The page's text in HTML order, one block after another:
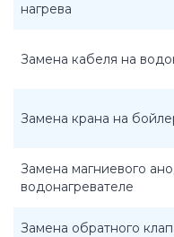
нагрева
Замена кабеля на
Замена крана на
Замена магниевого
водонагревателе
Замена обратного